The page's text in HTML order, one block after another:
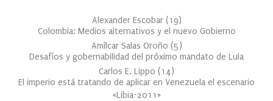
Alexander Escobar (19)
Colombia: Medios alternativos y el nuevo Gobierno
Amílcar Salas Oroño (5)
Desafíos y gobernabilidad del próximo mandato de Lula
Carlos E. Lippo (14)
El imperio está tratando de aplicar en Venezuela el escenario
«Libia-2011»